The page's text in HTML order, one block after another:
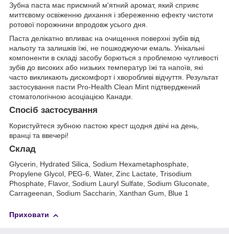
Зубна паста має приємний м'ятний аромат, який сприяє
миттєвому освіженню дихання і збереженню ефекту чистоти
ротової порожнини впродовж усього дня.
Паста делікатно впливає на очищення поверхні зубів від
нальоту та залишків їжі, не пошкоджуючи емаль. Унікальні
компоненти в складі засобу борються з проблемою чутливості
зубів до високих або низьких температур їжі та напоїв, які
часто викликають дискомфорт і хворобливі відчуття. Результат
застосування пасти Pro-Health Clean Mint підтверджений
стоматологічною асоціацією Канади.
Спосіб застосування
Користуйтеся зубною пастою крест щодня двічі на день,
вранці та ввечері!
Склад
Glycerin, Hydrated Silica, Sodium Hexametaphosphate,
Propylene Glycol, PEG-6, Water, Zinc Lactate, Trisodium
Phosphate, Flavor, Sodium Lauryl Sulfate, Sodium Gluconate,
Carrageenan, Sodium Saccharin, Xanthan Gum, Blue 1
Приховати